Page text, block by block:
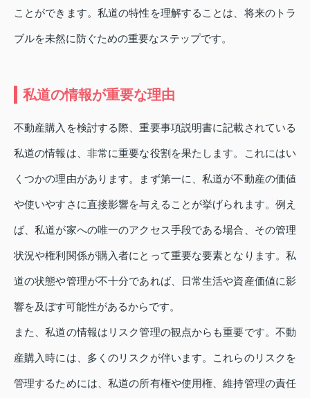
ことができます。私道の特性を理解することは、将来のトラ
ブルを未然に防ぐための重要なステップです。
私道の情報が重要な理由
不動産購入を検討する際、重要事項説明書に記載されている
私道の情報は、非常に重要な役割を果たします。これにはい
くつかの理由があります。まず第一に、私道が不動産の価値
や使いやすさに直接影響を与えることが挙げられます。例え
ば、私道が家への唯一のアクセス手段である場合、その管理
状況や権利関係が購入者にとって重要な要素となります。私
道の状態や管理が不十分であれば、日常生活や資産価値に影
響を及ぼす可能性があるからです。
また、私道の情報はリスク管理の観点からも重要です。不動
産購入時には、多くのリスクが伴います。これらのリスクを
管理するためには、私道の所有権や使用権、維持管理の責任